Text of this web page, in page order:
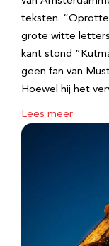
teksten.
grote witte letters
kant stond
geen fan van
Hoewel hij het
Lees meer